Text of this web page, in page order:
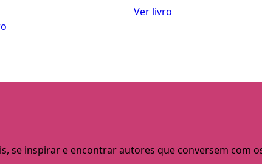
Ver livro
se inspirar e encontrar autores que conversem com